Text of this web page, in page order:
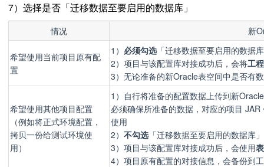
7）选择是否「迁移数据至要启用的数据库」
情况 新
希望使用当前项目原有配
置
1） 必须勾选「迁移数据至要启用的数据
2）项目与该配置库对接成功后，会将工
3）无论准备的新Oracle表空间中是否有
希望使用其他项目配置
（例如将正式环境配置，
拷贝一份给测试环境使
用）
1）自行将准备的配置数据上传到新
必须确保所准备的数据，对应的项目
使用
2） 不勾选「迁移数据至要启用的数据库」
3）项目与该配置库对接成功后，会使用
4）项目原有配置的对接信息，会备份到